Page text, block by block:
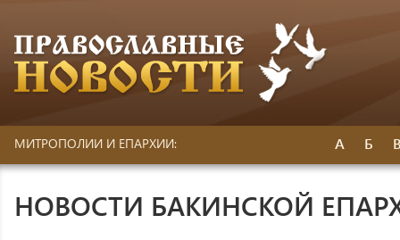
МИТРОПОЛИИ И ЕПАРХИИ: А Б
НОВОСТИ БАКИНСКОЙ